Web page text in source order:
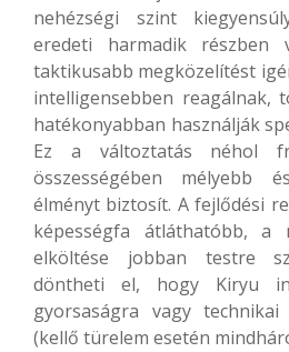
nehézségi szint
eredeti harmadik részben
taktikusabb megközelítést
intelligensebben reagálnak,
hatékonyabban használják
Ez a változtatás néhol
összességében mélyebb
élményt biztosít. A fejlődési
képességfa átláthatóbb, a
elköltése jobban testre
döntheti el, hogy Kiryu
gyorsaságra vagy
(kellő türelem esetén